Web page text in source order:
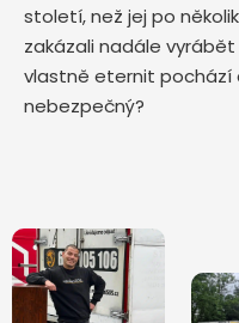
století, než jej po
zakázali nadále
vlastně eternit pochází
nebezpečný?